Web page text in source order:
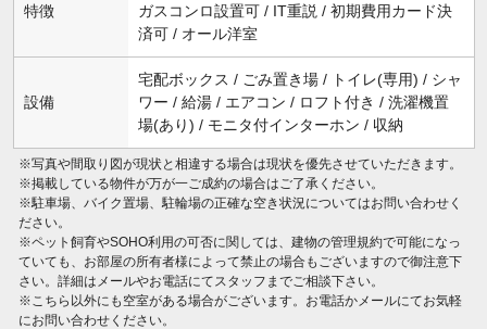
特徴
ガスコンロ設置可 / IT重説 / 初期費用カード決
済可 / オール洋室
設備
宅配ボックス / ごみ置き場 / トイレ(専用) / シャ
ワー / 給湯 / エアコン / ロフト付き / 洗濯機置
場(あり) / モニタ付インターホン / 収納
※写真や間取り図が現状と相違する場合は現状を優先させていただきます。
※掲載している物件が万が一ご成約の場合はご了承ください。
※駐車場、バイク置場、駐輪場の正確な空き状況についてはお問い合わせく
ださい。
※ペット飼育やSOHO利用の可否に関しては、建物の管理規約で可能になっ
ていても、お部屋の所有者様によって禁止の場合もございますので御注意下
さい。詳細はメールやお電話にてスタッフまでご相談下さい。
※こちら以外にも空室がある場合がございます。お電話かメールにてお気軽
にお問い合わせください。